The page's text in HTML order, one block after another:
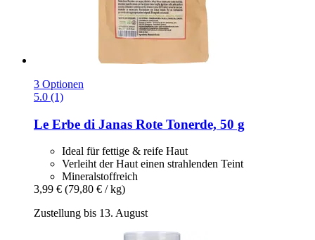
3 Optionen
5.0 (1)
Le Erbe di Janas Rote Tonerde, 50 g
Ideal für fettige & reife Haut
Verleiht der Haut einen strahlenden Teint
Mineralstoffreich
3,99 € (79,80 € / kg)
Zustellung bis 13. August